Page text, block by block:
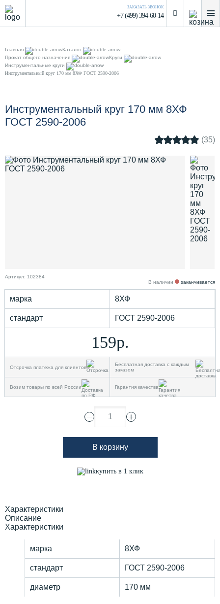
ЗАКАЗАТЬ ЗВОНОК
+7 (499) 394-60-14
Главная
Каталог
Прокат общего назначения
Круги
Инструментальные круги
Инструментальный круг 170 мм 8ХФ ГОСТ 2590-2006
Инструментальный круг 170 мм 8ХФ
ГОСТ 2590-2006
(35)
Артикул: 102384
В наличии
заканчивается
марка 8ХФ
стандарт ГОСТ 2590-2006
159р.
Отсрочка платежа для клиентов
Бесплатная доставка с каждым
заказом
Возим товары по всей России Гарантия качества
1
В корзину
купить в 1 клик
Характеристики
Описание
Характеристики
марка 8ХФ
стандарт ГОСТ 2590-2006
диаметр 170 мм